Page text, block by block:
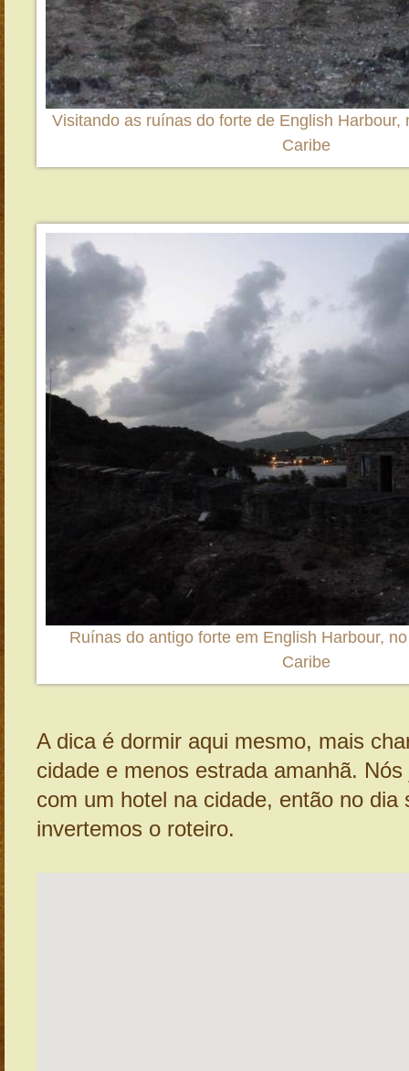
Visitando as ruínas do forte de English Harbour,
Caribe
Ruínas do antigo forte em English Harbour,
Caribe
A dica é dormir aqui mesmo, mais
cidade e menos estrada amanhã.
com um hotel na cidade, então no dia
invertemos o roteiro.